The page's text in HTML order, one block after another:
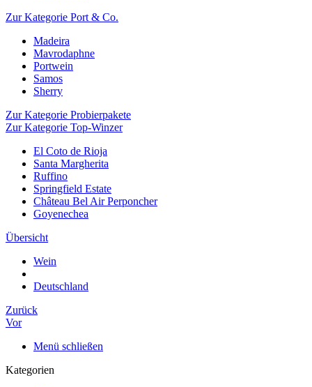
Zur Kategorie Port & Co.
Madeira
Mavrodaphne
Portwein
Samos
Sherry
Zur Kategorie Probierpakete
Zur Kategorie Top-Winzer
El Coto de Rioja
Santa Margherita
Ruffino
Springfield Estate
Château Bel Air Perponcher
Goyenechea
Übersicht
Wein
Deutschland
Zurück
Vor
Menü schließen
Kategorien